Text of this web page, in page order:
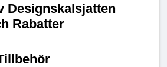
Designskalsjatten
Rabatter